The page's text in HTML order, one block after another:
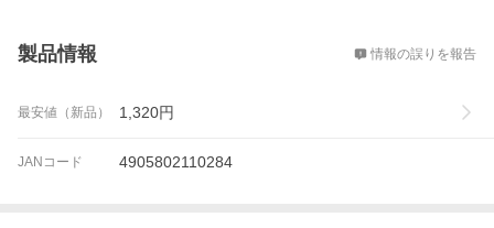
製品情報 情報の誤りを報告
最安値（新品） 1,320円
JANコード 4905802110284